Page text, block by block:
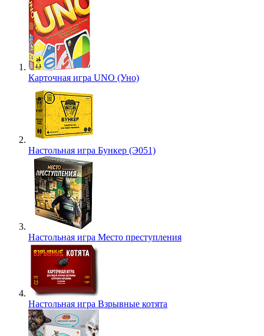
Карточная игра UNO (Уно)
Настольная игра Бункер (Э051)
Настольная игра Место преступления
Настольная игра Взрывные котята